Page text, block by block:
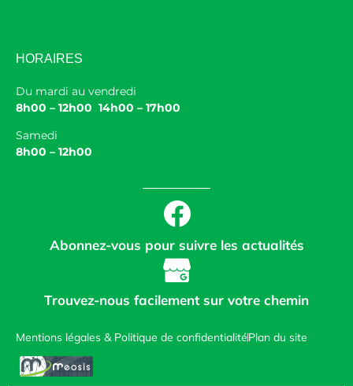
HORAIRES
Du mardi au vendredi
8h00 – 12h00 14h00 – 17h00
Samedi
8h00 – 12h00
Abonnez-vous pour suivre les actualités
Trouvez-nous facilement sur votre chemin
Mentions légales & Politique de confidentialitéPlan du site